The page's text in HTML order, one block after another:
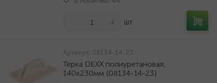
+ шт
Артикул: 08134-14-23
Терка DEXX полиуретановая,
140x230мм {08134-14-23}